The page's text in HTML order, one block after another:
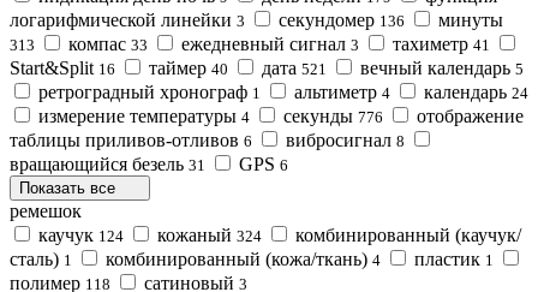
логарифмической линейки 3 секундомер 136 минуты
313 компас 33 ежедневный сигнал 3 тахиметр 41
Start&Split 16 таймер 40 дата 521 вечный календарь 5
ретроградный хронограф 1 альтиметр 4 календарь 24
измерение температуры 4 секунды 776
отображение
таблицы приливов-отливов 6 вибросигнал 8
вращающийся безель 31 GPS 6
Показать все
ремешок
каучук 124 кожаный 324
комбинированный (каучук/
сталь) 1 комбинированный (кожа/ткань) 4 пластик 1
полимер 118 сатиновый 3